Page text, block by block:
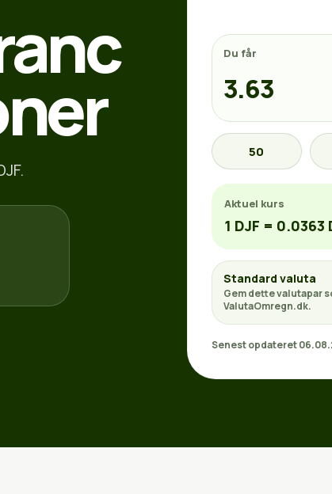
Du får
50
Aktuel kurs
1 DJF = 0.0363
Standard valuta
Gem dette valutapar
ValutaOmregn.dk.
Senest opdateret